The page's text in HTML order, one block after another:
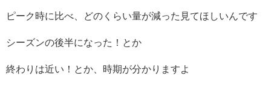
ピーク時に比べ、どのくらい量が減った見てほしいんです
シーズンの後半になった！とか
終わりは近い！とか、時期が分かりますよ